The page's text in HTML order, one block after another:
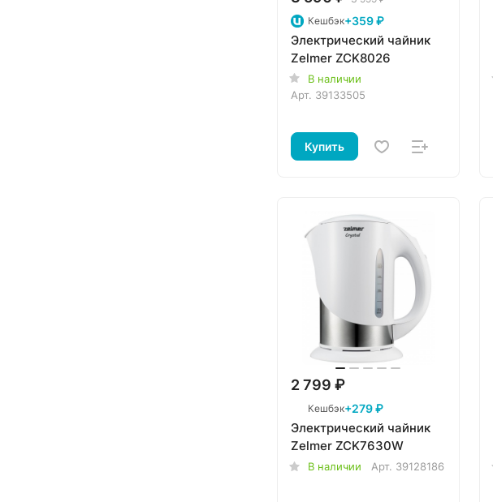
Кешбэк+359 ₽
Электрический чайник
Zelmer ZCK8026
В наличии
Арт. 39133505
Купить
2 799 ₽
Кешбэк+279 ₽
Электрический чайник
Zelmer ZCK7630W
В наличии Арт. 39128186